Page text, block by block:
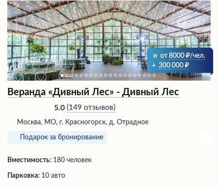
и от 8000
/чел.
+ 300 000
Веранда «Дивный Лес» - Дивный Лес
5.0 (149 отзывов)
Москва, МО, г. Красногорск, д. Отрадное
Подарок за бронирование
Вместимость: 180 человек
Парковка: 10 авто